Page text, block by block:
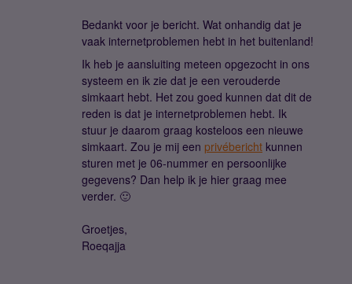
Bedankt voor je bericht. Wat onhandig dat je
vaak internetproblemen hebt in het buitenland!
Ik heb je aansluiting meteen opgezocht in ons
systeem en ik zie dat je een verouderde
simkaart hebt. Het zou goed kunnen dat dit de
reden is dat je internetproblemen hebt. Ik
stuur je daarom graag kosteloos een nieuwe
simkaart. Zou je mij een privébericht kunnen
sturen met je 06-nummer en persoonlijke
gegevens? Dan help ik je hier graag mee
verder. 🙂
Groetjes,
Roeqajja